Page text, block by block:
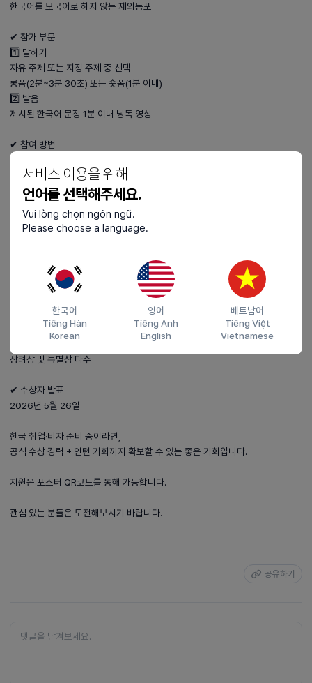
서비스 이용을 위해
언어를 선택해주세요.
Vui lòng chọn ngôn ngữ.
Please choose a language.
한국어
Tiếng Hàn
Korean
영어
Tiếng Anh
English
베트남어
Tiếng Việt
Vietnamese
한국어를 모국어로 하지 않는 재외동포
✔ 참가 부문
1️⃣ 말하기
자유 주제 또는 지정 주제 중 선택
롱폼(2분~3분 30초) 또는 숏폼(1분 이내)
2️⃣ 발음
제시된 한국어 문장 1분 이내 낭독 영상
✔ 참여 방법
YouTube / TikTok / Instagram / Facebook / Bilibili 중 1곳 업로드
필수 해시태그 포함
#thekoreatimes #koreanspeakingagent
✔ 시상 내역
문화체육관광부 장관상: 250만원 (1명)
고려사이버대 총장상: 100만원 (1명)
최우수상: 100만원 (2명)
장려상 및 특별상 다수
✔ 수상자 발표
2026년 5월 26일
한국 취업·비자 준비 중이라면,
공식 수상 경력 + 인턴 기회까지 확보할 수 있는 좋은 기회입니다.
지원은 포스터 QR코드를 통해 가능합니다.
관심 있는 분들은 도전해보시기 바랍니다.
공유하기